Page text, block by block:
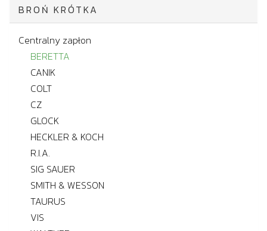
BROŃ KRÓTKA
Centralny zapłon
BERETTA
CANIK
COLT
CZ
GLOCK
HECKLER & KOCH
R.I.A.
SIG SAUER
SMITH & WESSON
TAURUS
VIS